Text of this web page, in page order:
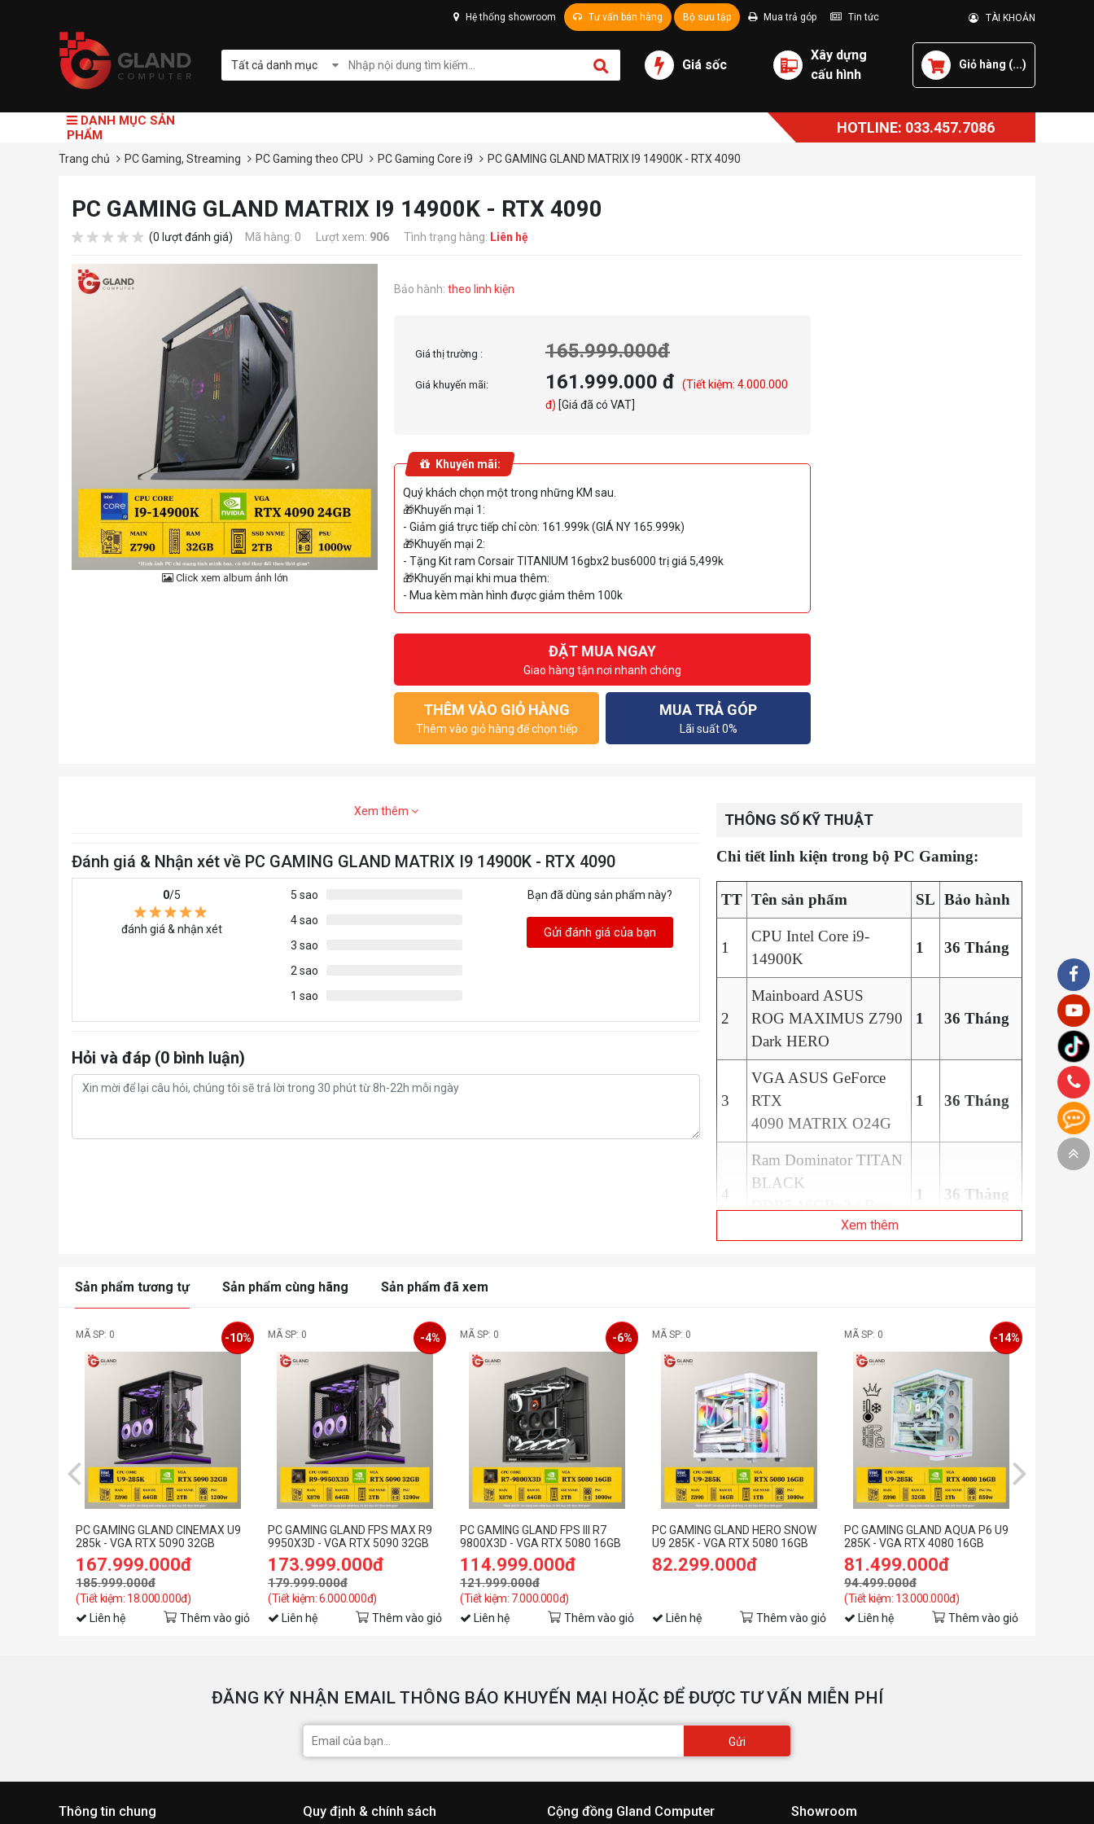
Hệ thống showroom Tư vấn bán hàng Bộ sưu tập Mua trả góp Tin tức TÀI KHOẢN
Tất cả danh mục Giá sốc
Xây dựng
cấu hình
Giỏ hàng (...)
DANH MỤC SẢN
PHẨM
HOTLINE: 033.457.7086
Trang chủ PC Gaming, Streaming PC Gaming theo CPU PC Gaming Core i9 PC GAMING GLAND MATRIX I9 14900K - RTX 4090
PC GAMING GLAND MATRIX I9 14900K - RTX 4090
(0 lượt đánh giá) Mã hàng: 0 Lượt xem: 906 Tình trạng hàng: Liên hệ
Click xem album ảnh lớn
Bảo hành: theo linh kiện
Giá thị trường : 165.999.000đ
Giá khuyến mãi: 161.999.000 đ
(Tiết kiệm: 4.000.000
đ) [Giá đã có VAT]
Khuyến mãi:
Quý khách chọn một trong những KM sau.
🎁Khuyến mại 1:
- Giảm giá trực tiếp chỉ còn: 161.999k (GIÁ NY 165.999k)
🎁Khuyến mại 2:
- Tặng Kit ram Corsair TITANIUM 16gbx2 bus6000 trị giá 5,499k
🎁Khuyến mại khi mua thêm:
- Mua kèm màn hình được giảm thêm 100k
ĐẶT MUA NGAY
Giao hàng tận nơi nhanh chóng
THÊM VÀO GIỎ HÀNG
Thêm vào giỏ hàng để chọn tiếp
MUA TRẢ GÓP
Lãi suất 0%
Xem thêm
Đánh giá & Nhận xét về PC GAMING GLAND MATRIX I9 14900K - RTX 4090
0/5
đánh giá & nhận xét
5 sao
4 sao
3 sao
2 sao
1 sao
Bạn đã dùng sản phẩm này?
Gửi đánh giá của bạn
Hỏi và đáp (0 bình luận)
THÔNG SỐ KỸ THUẬT
Chi tiết linh kiện trong bộ PC Gaming:
TT Tên sản phẩm SL Bảo hành
1
CPU Intel Core i9-
14900K
1 36 Tháng
2
Mainboard ASUS
ROG MAXIMUS Z790
Dark HERO
1 36 Tháng
3
VGA ASUS GeForce
RTX
4090 MATRIX O24G
1 36 Tháng
4
Ram Dominator TITAN
BLACK
DDR5 16GBx2 ( Bus
1 36 Tháng
Nguồn ASUS THOR
1000W PLATINUM
120 Tháng
7
Vỏ case ASUS ROG
Hyperion GR701
1 24 Tháng
8
Tản Nhiệt Nước
Asus RYUJIN III 360
ARGB
1 60 Tháng
Xem thêm
Sản phẩm tương tự Sản phẩm cùng hãng Sản phẩm đã xem
MÃ SP: 0
PC GAMING GLAND CINEMAX U9
285k - VGA RTX 5090 32GB
167.999.000đ
185.999.000đ
(Tiết kiệm: 18.000.000đ)
-10%
Liên hệ Thêm vào giỏ
MÃ SP: 0
PC GAMING GLAND FPS MAX R9
9950X3D - VGA RTX 5090 32GB
173.999.000đ
179.999.000đ
(Tiết kiệm: 6.000.000đ)
-4%
Liên hệ Thêm vào giỏ
MÃ SP: 0
PC GAMING GLAND FPS III R7
9800X3D - VGA RTX 5080 16GB
114.999.000đ
121.999.000đ
(Tiết kiệm: 7.000.000đ)
-6%
Liên hệ Thêm vào giỏ
MÃ SP: 0
PC GAMING GLAND HERO SNOW
U9 285K - VGA RTX 5080 16GB
82.299.000đ
Liên hệ Thêm vào giỏ
MÃ SP: 0
PC GAMING GLAND AQUA P6 U9
285K - VGA RTX 4080 16GB
81.499.000đ
94.499.000đ
(Tiết kiệm: 13.000.000đ)
-14%
Liên hệ Thêm vào giỏ
ĐĂNG KÝ NHẬN EMAIL THÔNG BÁO KHUYẾN MẠI HOẶC ĐỂ ĐƯỢC TƯ VẤN MIỄN PHÍ
Gửi
Thông tin chung Quy định & chính sách Cộng đồng Gland Computer Showroom